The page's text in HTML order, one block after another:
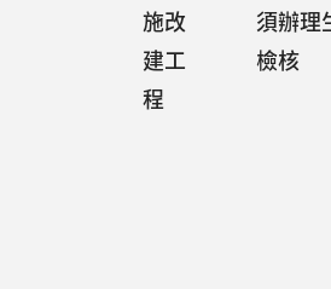
施改
建工
程
須辦理
檢核